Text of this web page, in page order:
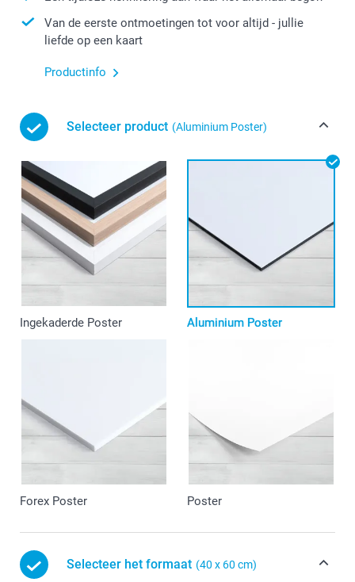
Van de eerste ontmoetingen tot voor altijd - jullie
liefde op een kaart
Productinfo
Selecteer product (Aluminium Poster)
Ingekaderde Poster Aluminium Poster
Forex Poster Poster
Selecteer het formaat (40 x 60 cm)